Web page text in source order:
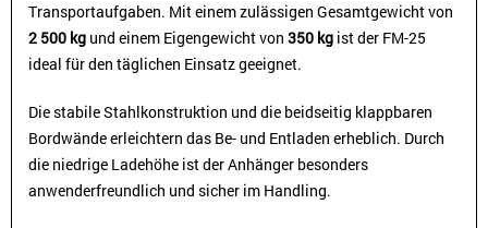
Transportaufgaben. Mit einem zulässigen Gesamtgewicht von
2 500 kg und einem Eigengewicht von 350 kg ist der FM-25
ideal für den täglichen Einsatz geeignet.
Die stabile Stahlkonstruktion und die beidseitig klappbaren
Bordwände erleichtern das Be- und Entladen erheblich. Durch
die niedrige Ladehöhe ist der Anhänger besonders
anwenderfreundlich und sicher im Handling.